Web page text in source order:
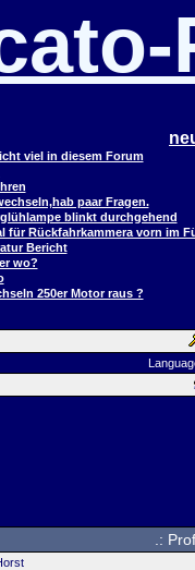
viel in diesem Forum
paar Fragen.
blinkt durchgehend
für Rückfahrkammera vorn im
Bericht
wo?
250er Motor raus ?
.: